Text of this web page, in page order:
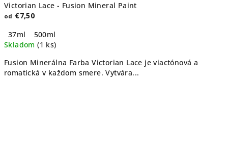
Victorian Lace - Fusion Mineral Paint
od €7,50
37ml
500ml
Skladom(1 ks)
Fusion Minerálna Farba Victorian Lace je viactónová a
romatická v každom smere. Vytvára...